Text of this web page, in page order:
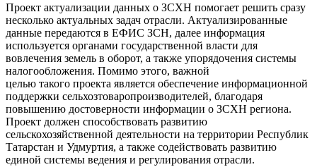
Проект актуализации данных о ЗСХН помогает решить сразу
несколько актуальных задач отрасли. Актуализированные
данные передаются в ЕФИС ЗСН, далее информация
используется органами государственной власти для
вовлечения земель в оборот, а также упорядочения системы
налогообложения. Помимо этого, важной
целью такого проекта является обеспечение информационной
поддержки сельхозтоваропроизводителей, благодаря
повышению достоверности информации о ЗСХН региона.
Проект должен способствовать развитию
сельскохозяйственной деятельности на территории Республик
Татарстан и Удмуртия, а также содействовать развитию
единой системы ведения и регулирования отрасли.